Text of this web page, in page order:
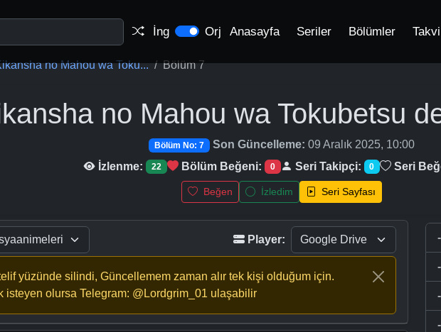
İng Orj Anasayfa Seriler Bölümler
no Mahou wa Toku... Bölüm 7
no Mahou wa Tokubetsu
Bölüm No: 7 Son Güncelleme: 09 Aralık 2025, 10:00
İzlenme:
22 Bölüm Beğeni: 0 Seri Takipçi: 0 Seri
Beğen İzledim Seri Sayfası
Player:
yüzünde silindi, Güncellemem zaman alır tek kişi olduğum için.
isteyen olursa Telegram: @Lordgrim_01 ulaşabilir